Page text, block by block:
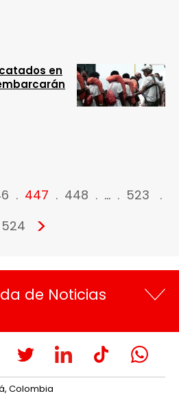
en
447 448 …
523
524
>
de Noticias
Colombia